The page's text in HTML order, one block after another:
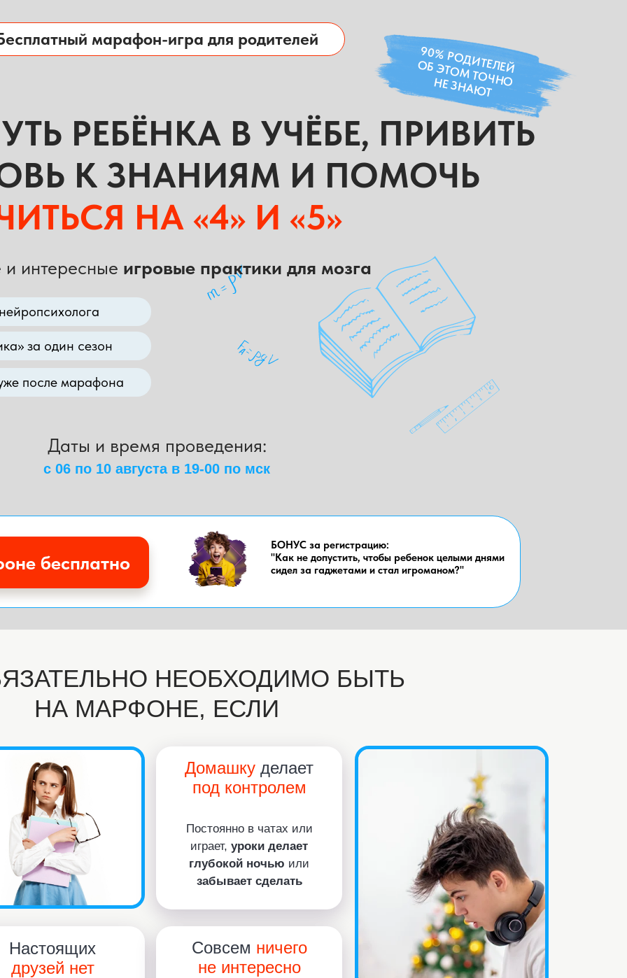
90% РОДИТЕЛЕЙ
ОБ ЭТОМ ТОЧНО
НЕ ЗНАЮТ
марафон-игра для родителей
Даты и время проведения:
и интересные игровые практики для мозга
с 06 по 10 августа в 19-00 по мск
за один сезон
БОНУС за регистрацию:
"Как не допустить, чтобы ребенок целыми днями
сидел за гаджетами и стал игроманом?"
после марафона
бесплатно
РЕБЁНКА В УЧЁБЕ, ПРИВИТЬ
К ЗНАНИЯМ И ПОМОЧЬ
НА «4» И «5»
НЕОБХОДИМО БЫТЬ
НА МАРФОНЕ, ЕСЛИ
Домашку делает
под контролем
Постоянно в чатах или
играет, уроки делает
глубокой ночью или
забывает сделать
Настоящих
друзей нет
Совсем ничего
не интересно